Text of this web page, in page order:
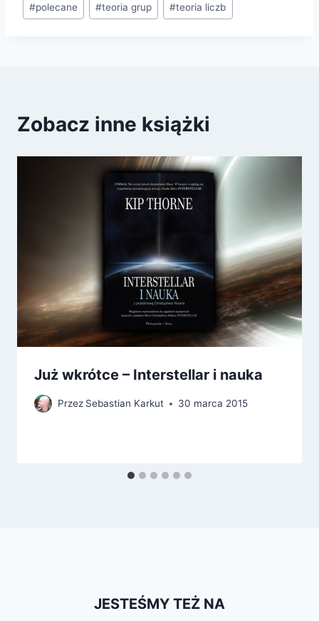
#polecane #teoria grup #teoria liczb
Zobacz inne książki
Już wkrótce – Interstellar i nauka
Przez Sebastian Karkut 30 marca 2015
JESTEŚMY TEŻ NA